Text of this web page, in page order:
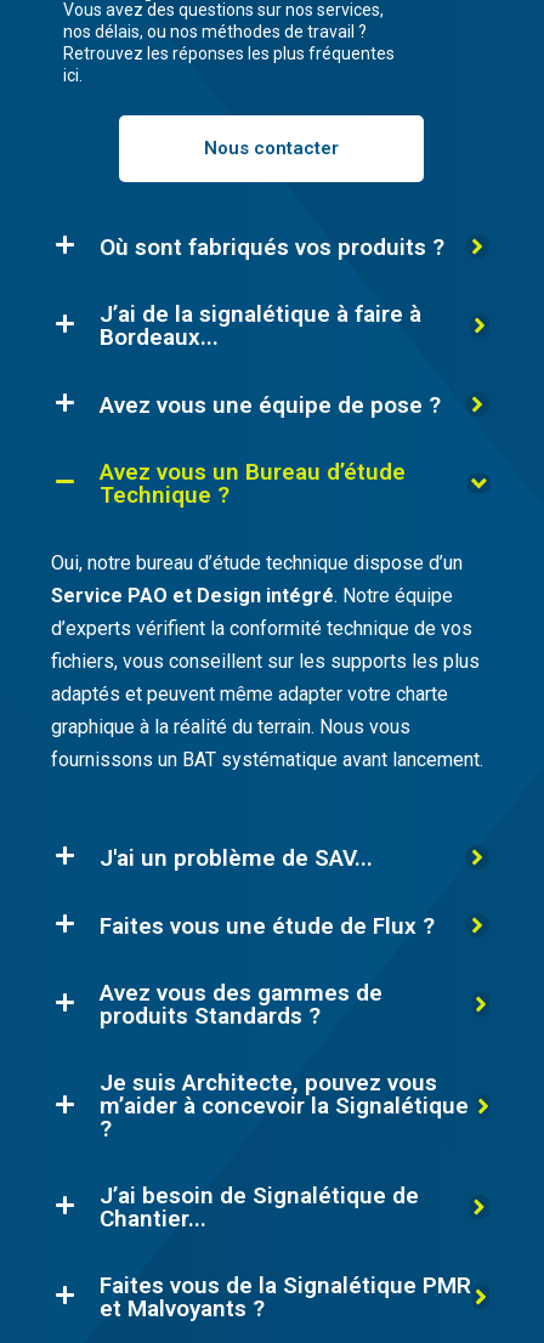
Vous avez des questions sur nos services,
nos délais, ou nos méthodes de travail ?
Retrouvez les réponses les plus fréquentes
ici.
Nous contacter
Où sont fabriqués vos produits ?
J’ai de la signalétique à faire à
Bordeaux...
Avez vous une équipe de pose ?
Avez vous un Bureau d’étude
Technique ?
Oui, notre bureau d’étude technique dispose d’un
Service PAO et Design intégré. Notre équipe
d’experts vérifient la conformité technique de vos
fichiers, vous conseillent sur les supports les plus
adaptés et peuvent même adapter votre charte
graphique à la réalité du terrain. Nous vous
fournissons un BAT systématique avant lancement.
J'ai un problème de SAV...
Faites vous une étude de Flux ?
Avez vous des gammes de
produits Standards ?
Je suis Architecte, pouvez vous
m’aider à concevoir la Signalétique
?
J’ai besoin de Signalétique de
Chantier...
Faites vous de la Signalétique PMR
et Malvoyants ?